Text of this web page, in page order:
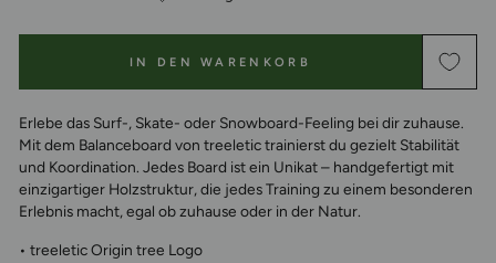
IN DEN WARENKORB
Erlebe das Surf-, Skate- oder Snowboard-Feeling bei dir zuhause.
Mit dem Balanceboard von treeletic trainierst du gezielt Stabilität
und Koordination. Jedes Board ist ein Unikat – handgefertigt mit
einzigartiger Holzstruktur, die jedes Training zu einem besonderen
Erlebnis macht, egal ob zuhause oder in der Natur.
• treeletic Origin tree Logo